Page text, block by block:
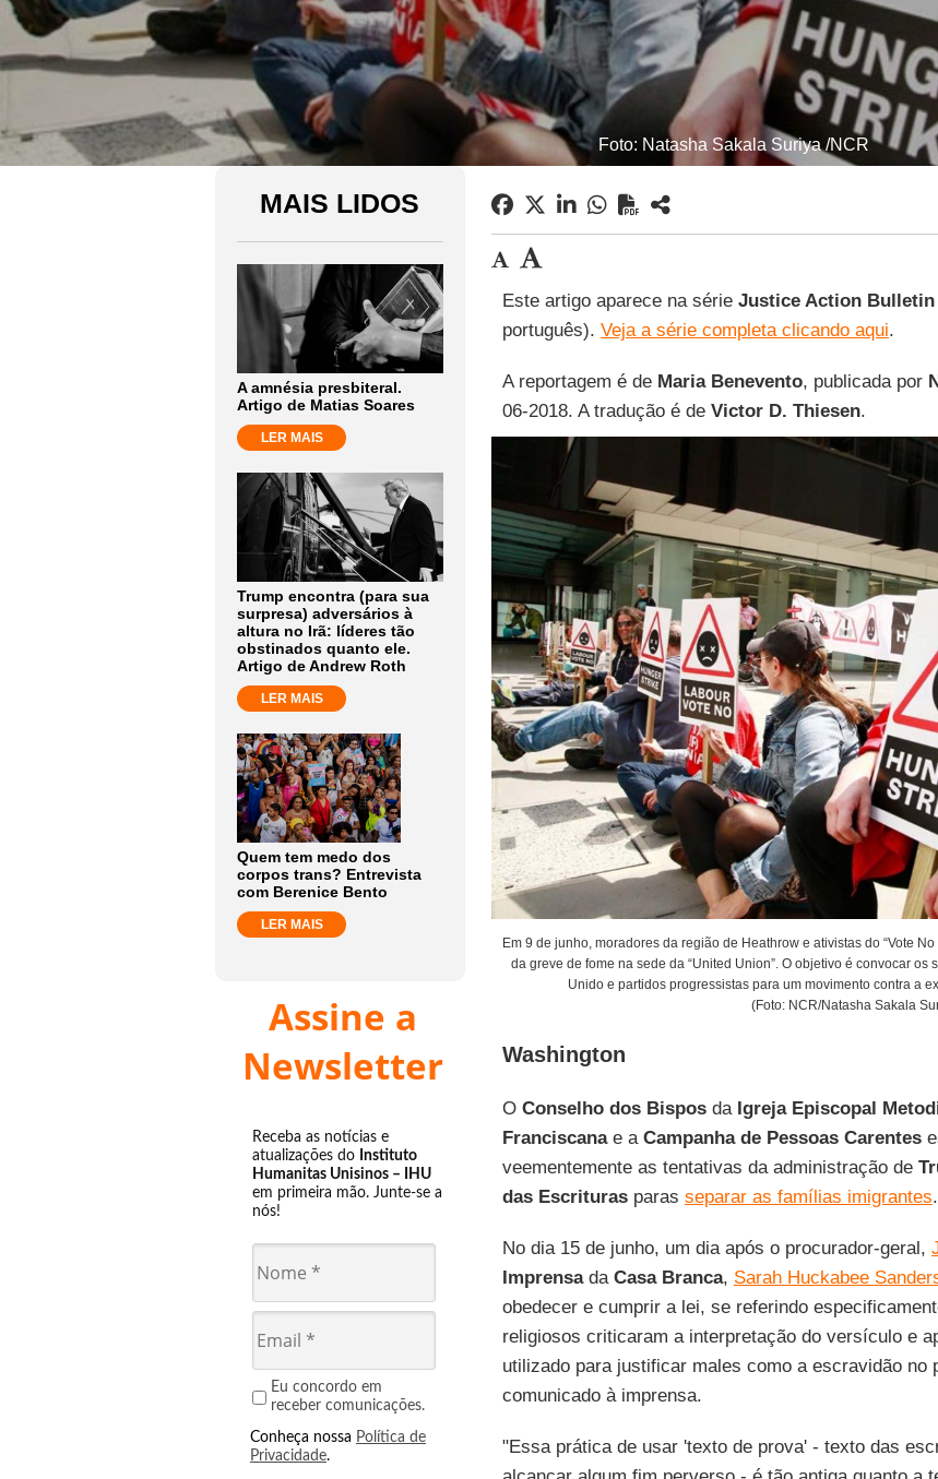
Foto: Natasha Sakala Suriya /NCR
MAIS LIDOS
A amnésia presbiteral.
Artigo de Matias Soares
LER MAIS
Trump encontra (para sua
surpresa) adversários à
altura no Irã: líderes tão
obstinados quanto ele.
Artigo de Andrew Roth
LER MAIS
Quem tem medo dos
corpos trans? Entrevista
com Berenice Bento
LER MAIS
Assine a
Newsletter
Receba as notícias e
atualizações do Instituto
Humanitas Unisinos – IHU
em primeira mão. Junte-se a
nós!
Eu concordo em
receber comunicações.
Conheça nossa Política de
Privacidade.
Este artigo aparece na série Justice Action Bulletin
português). Veja a série completa clicando aqui.
A reportagem é de Maria Benevento, publicada por
06-2018. A tradução é de Victor D. Thiesen.
Em 9 de junho, moradores da região de Heathrow e ativistas do “Vote
da greve de fome na sede da “United Union”. O objetivo é convocar
Unido e partidos progressistas para um movimento contra a
(Foto: NCR/Natasha Sakala
Washington
O Conselho dos BisposdaIgreja Episcopal
Franciscanae a Campanha de Pessoas Carentes
veementemente as tentativas da administração de
das Escriturasparas separar as famílias imigrantes.
No dia 15 de junho, um dia após o procurador-geral,
Imprensada Casa Branca, Sarah Huckabee
obedecer e cumprir a lei, se referindo
religiosos criticaram a interpretação do versículo e
utilizado para justificar males como a escravidão no
comunicado à imprensa.
"Essa prática de usar 'texto de prova' - texto das